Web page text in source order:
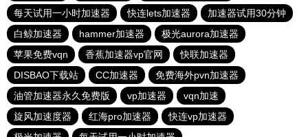
每天试用一小时加速器
快连lets加速器
加速器试用30分钟
白鲸加速器
hammer加速器
极光aurora加速器
苹果免费vqn
香蕉加速器vp官网
快联加速器
DISBAO下载站
CC加速器
免费海外pvn加速器
油管加速器永久免费版
vp加速器
vqn加速
旋风加速度器
红海pro加速器
快连vp加速器